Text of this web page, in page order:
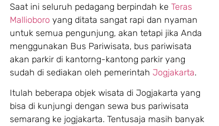
Saat ini seluruh pedagang berpindah ke Teras
Mallioboro yang ditata sangat rapi dan nyaman
untuk semua pengunjung, akan tetapi jika Anda
menggunakan Bus Pariwisata, bus pariwisata
akan parkir di kantorng-kantong parkir yang
sudah di sediakan oleh pemerintah Jogjakarta.
Itulah beberapa objek wisata di Jogjakarta yang
bisa di kunjungi dengan sewa bus pariwisata
semarang ke jogjakarta. Tentusaja masih banyak